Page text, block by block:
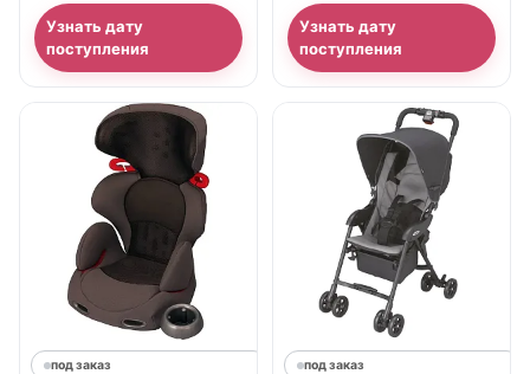
Узнать дату
поступления
Узнать дату
поступления
под заказ под заказ